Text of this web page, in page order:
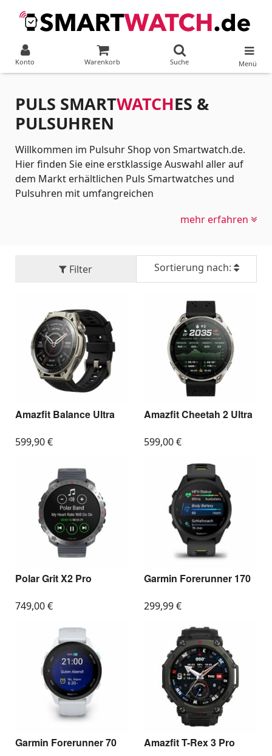
Konto Warenkorb Suche Menü
PULS SMARTWATCHES &
PULSUHREN
Willkommen im Pulsuhr Shop von Smartwatch.de.
Hier finden Sie eine erstklassige Auswahl aller auf
dem Markt erhältlichen Puls Smartwatches und
Pulsuhren mit umfangreichen
Herzfrequenzmessung ist das absolute Fundament
der Ihren Herzschlag in den Mittelpunkt stellt.
mehr erfahren
Filter Sortierung nach:
Amazfit Balance Ultra
599,90€
Amazfit Cheetah 2 Ultra
599,00€
Polar Grit X2 Pro
749,00€
Garmin Forerunner 170
299,99€
Garmin Forerunner 70 Amazfit T-Rex 3 Pro